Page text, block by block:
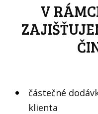
V
částečné
klienta